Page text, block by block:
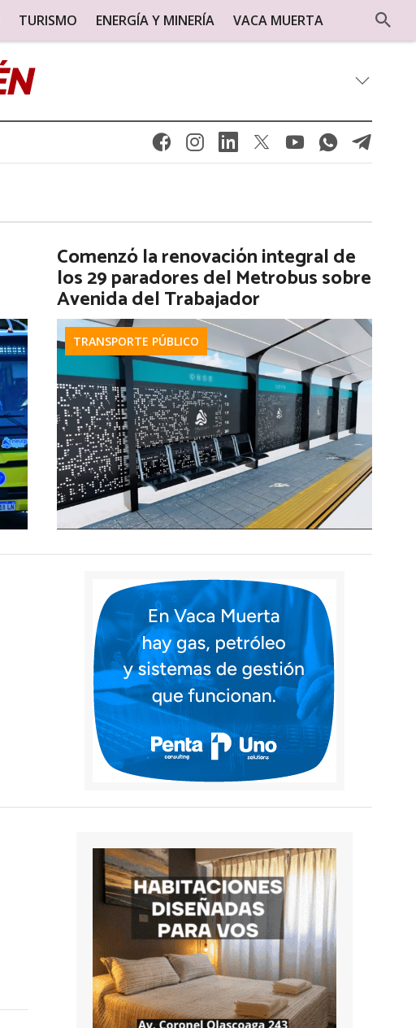
TURISMO ENERGÍA Y MINERÍA VACA MUERTA
Comenzó la renovación integral de
los 29 paradores del Metrobus sobre
Avenida del Trabajador
TRANSPORTE PÚBLICO